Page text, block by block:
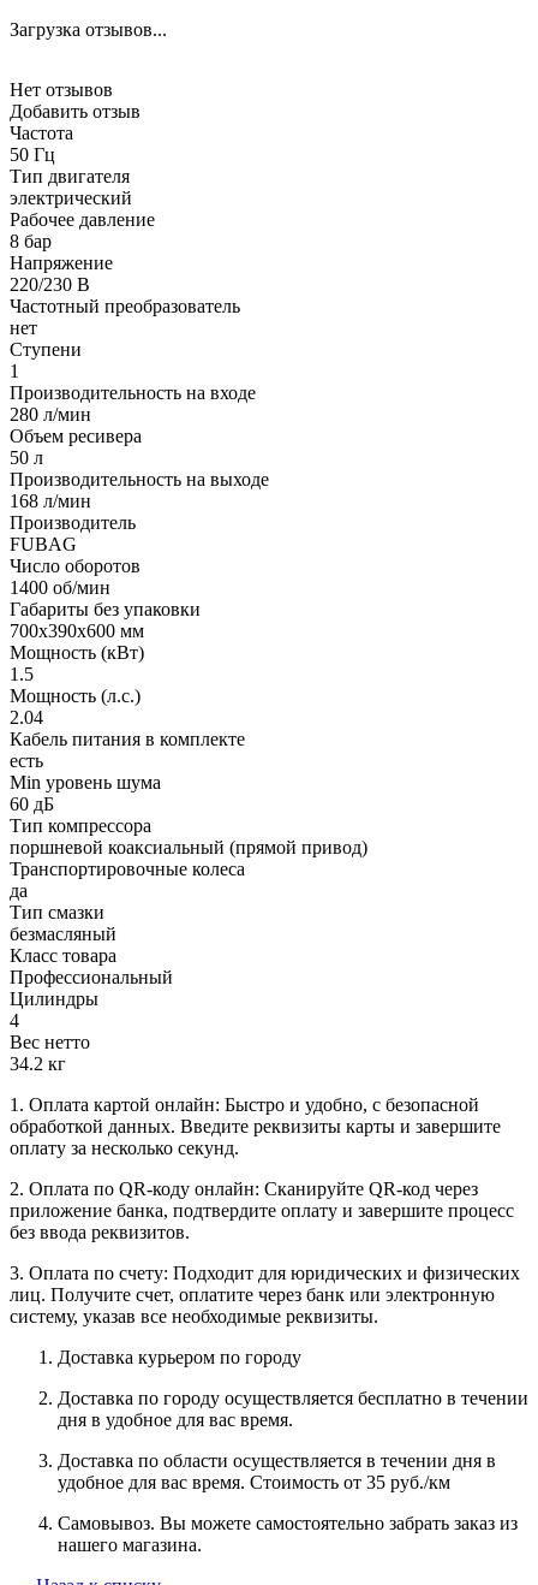
Загрузка отзывов...
Нет отзывов
Добавить отзыв
Частота
50 Гц
Тип двигателя
электрический
Рабочее давление
8 бар
Напряжение
220/230 В
Частотный преобразователь
нет
Ступени
1
Производительность на входе
280 л/мин
Объем ресивера
50 л
Производительность на выходе
168 л/мин
Производитель
FUBAG
Число оборотов
1400 об/мин
Габариты без упаковки
700х390х600 мм
Мощность (кВт)
1.5
Мощность (л.с.)
2.04
Кабель питания в комплекте
есть
Min уровень шума
60 дБ
Тип компрессора
поршневой коаксиальный (прямой привод)
Транспортировочные колеса
да
Тип смазки
безмасляный
Класс товара
Профессиональный
Цилиндры
4
Вес нетто
34.2 кг
1. Оплата картой онлайн: Быстро и удобно, с безопасной
обработкой данных. Введите реквизиты карты и завершите
оплату за несколько секунд.
2. Оплата по QR-коду онлайн: Сканируйте QR-код через
приложение банка, подтвердите оплату и завершите процесс
без ввода реквизитов.
3. Оплата по счету: Подходит для юридических и физических
лиц. Получите счет, оплатите через банк или электронную
систему, указав все необходимые реквизиты.
Доставка курьером по городу
Доставка по городу осуществляется бесплатно в течении
дня в удобное для вас время.
Доставка по области осуществляется в течении дня в
удобное для вас время. Стоимость от 35 руб./км
Самовывоз. Вы можете самостоятельно забрать заказ из
нашего магазина.